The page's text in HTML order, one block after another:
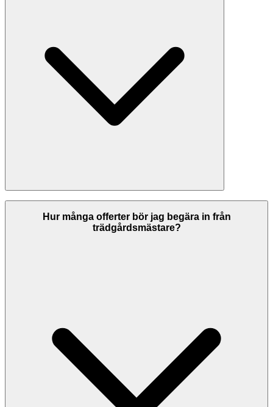
Om du inte är nöjd med arbetet ska du först kontakta
trädgårdsmästare och ge dem möjlighet att åtgärda bristerna. Seriösa
företag ger garantier på sitt arbete. Om ni inte kommer överens kan
Hur många offerter bör jag begära in från
trädgårdsmästare?